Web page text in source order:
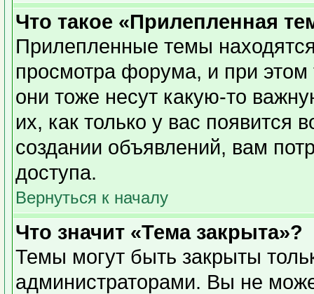
Что такое «Прилепленная
Прилепленные темы
просмотра форума, и при
они тоже несут какую-то
их, как только у вас появится
создании объявлений, вам
доступа.
Вернуться к началу
Что значит «Тема закрыта»?
Темы могут быть закрыты
администраторами. Вы не